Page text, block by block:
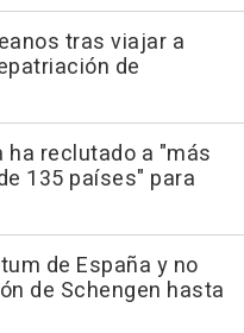
tras viajar a
de
ha reclutado a "más
135 países" para
de España y no
de Schengen hasta